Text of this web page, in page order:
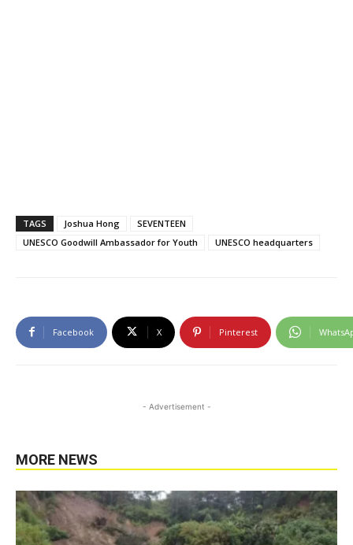
TAGS Joshua Hong
SEVENTEEN
UNESCO Goodwill Ambassador for Youth
UNESCO headquarters
Facebook X Pinterest
- Advertisement -
MORE NEWS